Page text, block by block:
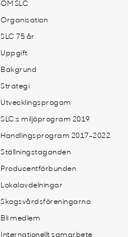
OM SLC
Organisation
SLC 75 år
Uppgift
Bakgrund
Strategi
Utvecklingsprogam
SLC:s miljöprogram 2019
Handlingsprogram 2017-2022
Ställningstaganden
Producentförbunden
Lokalavdelningar
Skogsvårdsföreningarna
Bli medlem
Internationellt samarbete